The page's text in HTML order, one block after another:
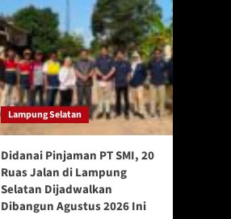
Lampung Selatan
Didanai Pinjaman PT SMI, 20
Ruas Jalan di Lampung
Selatan Dijadwalkan
Dibangun Agustus 2026 Ini